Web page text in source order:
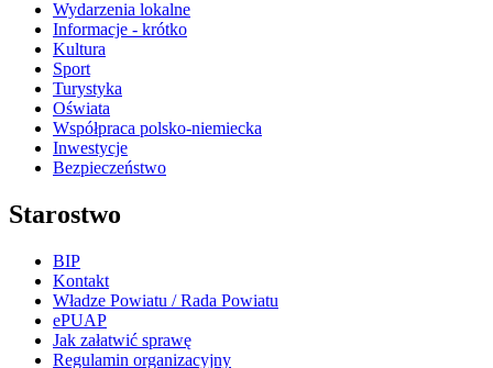
Wydarzenia lokalne
Informacje - krótko
Kultura
Sport
Turystyka
Oświata
Współpraca polsko-niemiecka
Inwestycje
Bezpieczeństwo
Starostwo
BIP
Kontakt
Władze Powiatu / Rada Powiatu
ePUAP
Jak załatwić sprawę
Regulamin organizacyjny